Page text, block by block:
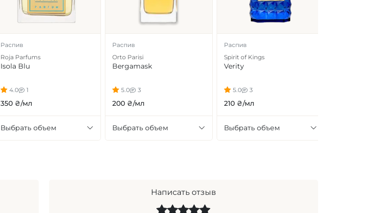
Распив
Roja Parfums
Isola Blu
4.0 1
350 ₴/мл
Выбрать объем
Распив
Orto Parisi
Bergamask
5.0 3
200 ₴/мл
Выбрать объем
Распив
Spirit of Kings
Verity
5.0 3
210 ₴/мл
Выбрать объем
Написать отзыв